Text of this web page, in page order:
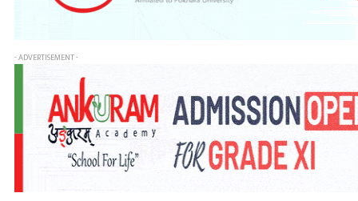
- ADVERTISEMENT -